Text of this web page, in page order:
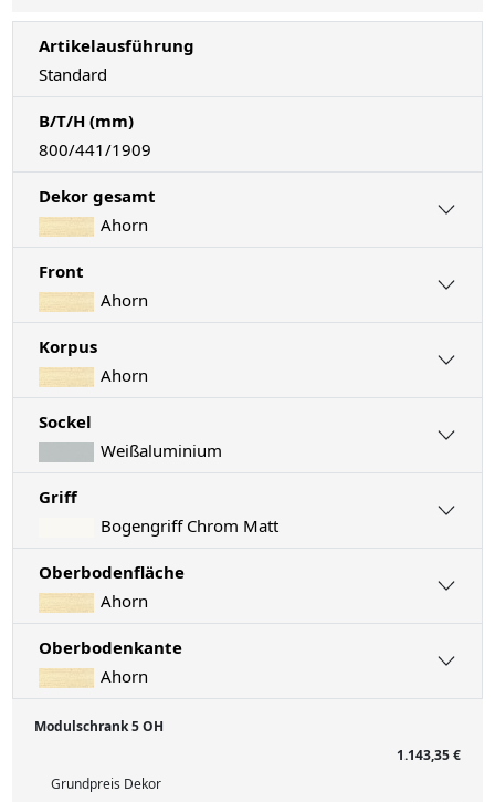
Artikelausführung
Standard
B/T/H (mm)
800/441/1909
Dekor gesamt
Ahorn
Front
Ahorn
Korpus
Ahorn
Sockel
Weißaluminium
Griff
Bogengriff Chrom Matt
Oberbodenfläche
Ahorn
Oberbodenkante
Ahorn
Modulschrank 5 OH
1.143,35 €
Grundpreis Dekor